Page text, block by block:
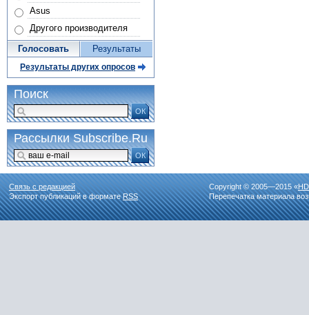
Asus
Другого производителя
Голосовать Результаты
Результаты других опросов
Поиск
ОК
Рассылки Subscribe.Ru
ОК
Связь с редакцией
Экспорт публикаций в форматеRSS
Copyright © 2005—2015 «
Перепечатка материала